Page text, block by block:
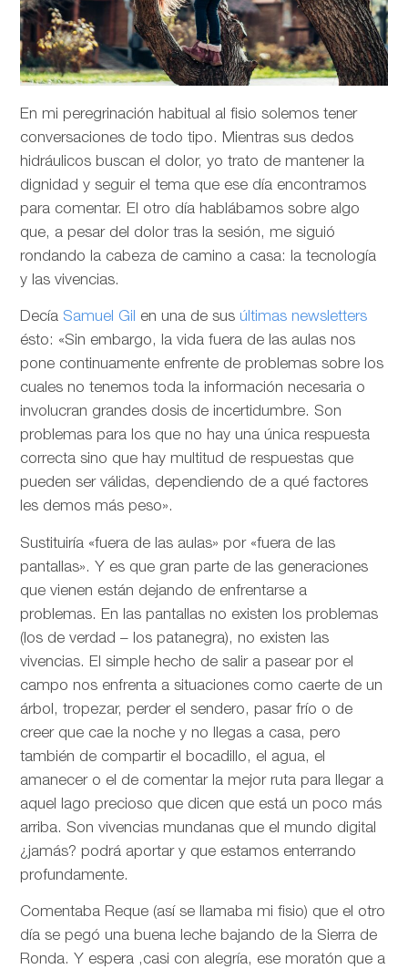
En mi peregrinación habitual al fisio solemos tener
conversaciones de todo tipo. Mientras sus dedos
hidráulicos buscan el dolor, yo trato de mantener la
dignidad y seguir el tema que ese día encontramos
para comentar. El otro día hablábamos sobre algo
que, a pesar del dolor tras la sesión, me siguió
rondando la cabeza de camino a casa: la tecnología
y las vivencias.
Decía Samuel Gil en una de sus últimas newsletters
ésto: «Sin embargo, la vida fuera de las aulas nos
pone continuamente enfrente de problemas sobre los
cuales no tenemos toda la información necesaria o
involucran grandes dosis de incertidumbre. Son
problemas para los que no hay una única respuesta
correcta sino que hay multitud de respuestas que
pueden ser válidas, dependiendo de a qué factores
les demos más peso».
Sustituiría «fuera de las aulas» por «fuera de las
pantallas». Y es que gran parte de las generaciones
que vienen están dejando de enfrentarse a
problemas. En las pantallas no existen los problemas
(los de verdad – los patanegra), no existen las
vivencias. El simple hecho de salir a pasear por el
campo nos enfrenta a situaciones como caerte de un
árbol, tropezar, perder el sendero, pasar frío o de
creer que cae la noche y no llegas a casa, pero
también de compartir el bocadillo, el agua, el
amanecer o el de comentar la mejor ruta para llegar a
aquel lago precioso que dicen que está un poco más
arriba. Son vivencias mundanas que el mundo digital
¿jamás? podrá aportar y que estamos enterrando
profundamente.
Comentaba Reque (así se llamaba mi fisio) que el otro
día se pegó una buena leche bajando de la Sierra de
Ronda. Y espera ,casi con alegría, ese moratón que a